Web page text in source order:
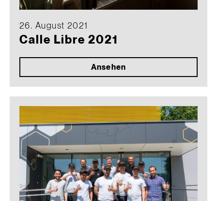
26. August 2021
Calle Libre 2021
Ansehen